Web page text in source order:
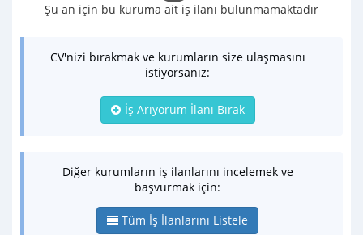
Şu an için bu kuruma ait iş ilanı bulunmamaktadır
CV'nizi bırakmak ve kurumların size ulaşmasını
istiyorsanız:
İş Arıyorum İlanı Bırak
Diğer kurumların iş ilanlarını incelemek ve
başvurmak için:
Tüm İş İlanlarını Listele